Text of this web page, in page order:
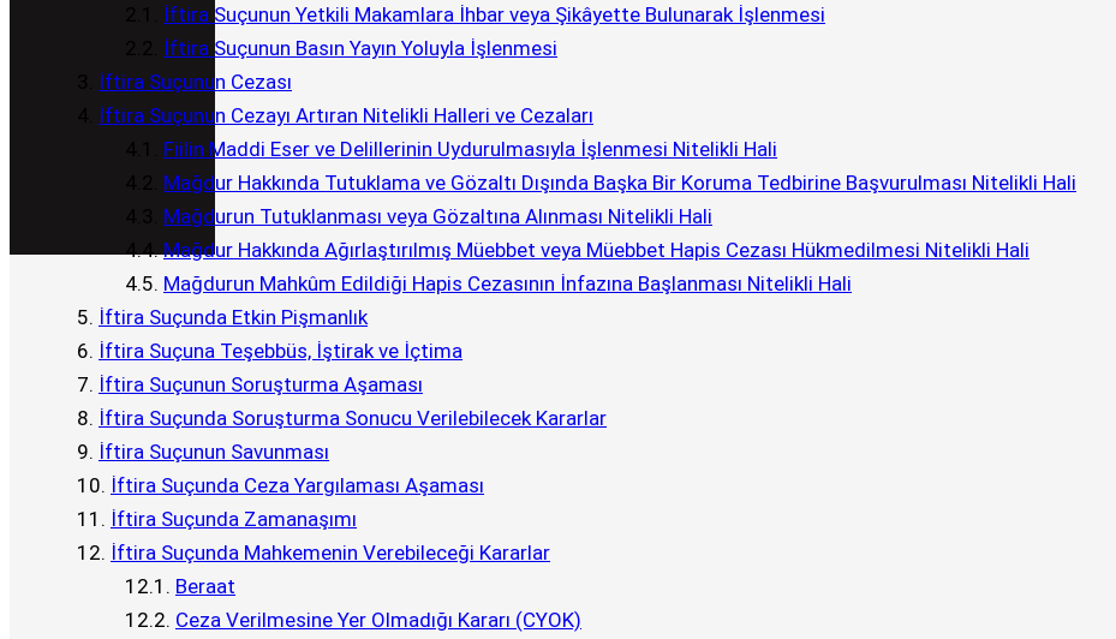
İftira Suçunun Yetkili Makamlara İhbar veya Şikâyette Bulunarak İşlenmesi
İftira Suçunun Basın Yayın Yoluyla İşlenmesi
İftira Suçunun Cezası
İftira Suçunun Cezayı Artıran Nitelikli Halleri ve Cezaları
Fiilin Maddi Eser ve Delillerinin Uydurulmasıyla İşlenmesi Nitelikli Hali
Mağdur Hakkında Tutuklama ve Gözaltı Dışında Başka Bir Koruma Tedbirine Başvurulması Nitelikli Hali
Mağdurun Tutuklanması veya Gözaltına Alınması Nitelikli Hali
Mağdur Hakkında Ağırlaştırılmış Müebbet veya Müebbet Hapis Cezası Hükmedilmesi Nitelikli Hali
Mağdurun Mahkûm Edildiği Hapis Cezasının İnfazına Başlanması Nitelikli Hali
İftira Suçunda Etkin Pişmanlık
İftira Suçuna Teşebbüs, İştirak ve İçtima
İftira Suçunun Soruşturma Aşaması
İftira Suçunda Soruşturma Sonucu Verilebilecek Kararlar
İftira Suçunun Savunması
İftira Suçunda Ceza Yargılaması Aşaması
İftira Suçunda Zamanaşımı
İftira Suçunda Mahkemenin Verebileceği Kararlar
Beraat
Ceza Verilmesine Yer Olmadığı Kararı (CYOK)